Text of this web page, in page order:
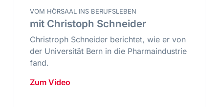
VOM HÖRSAAL INS BERUFSLEBEN
mit Christoph Schneider
Christroph Schneider berichtet, wie er von
der Universität Bern in die Pharmaindustrie
fand.
Zum Video